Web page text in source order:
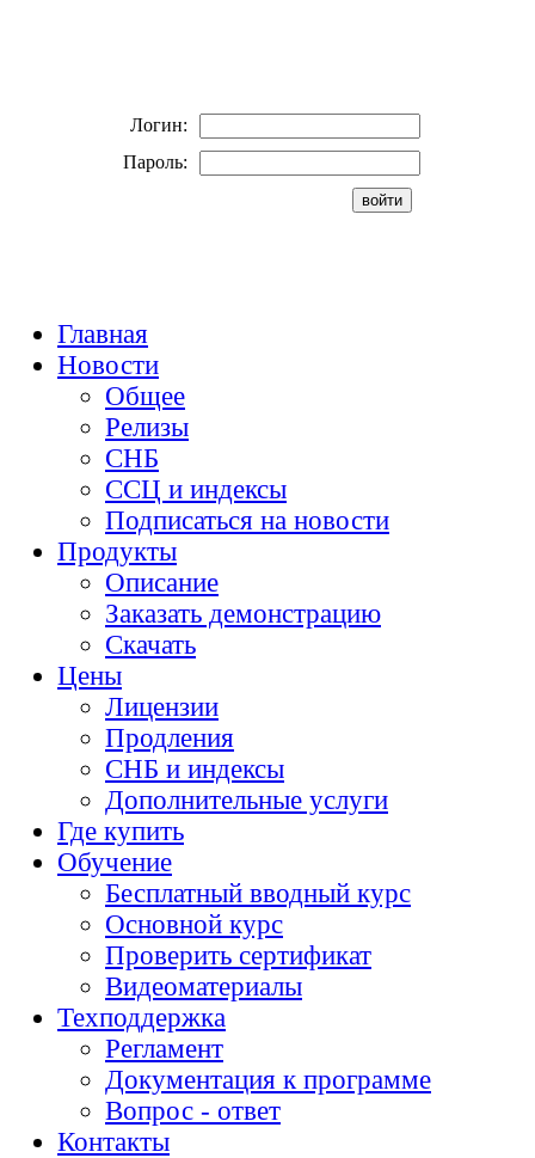
Логин:
Пароль:
Главная
Новости
Общее
Релизы
СНБ
ССЦ и индексы
Подписаться на новости
Продукты
Описание
Заказать демонстрацию
Скачать
Цены
Лицензии
Продления
СНБ и индексы
Дополнительные услуги
Где купить
Обучение
Бесплатный вводный курс
Основной курс
Проверить сертификат
Видеоматериалы
Техподдержка
Регламент
Документация к программе
Вопрос - ответ
Контакты